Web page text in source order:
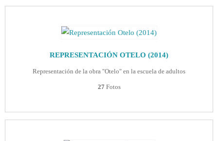
REPRESENTACIÓN OTELO (2014)
Representación de la obra "Otelo" en la escuela de adultos
27 Fotos